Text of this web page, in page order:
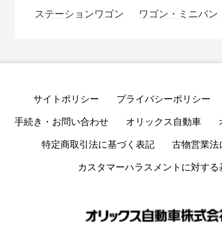
ステーションワゴン
ワゴン・ミニバン
サイトポリシー プライバシーポリシー
手続き・お問い合わせ オリックス自動車
特定商取引法に基づく表記 古物営業法
カスタマーハラスメントに対する